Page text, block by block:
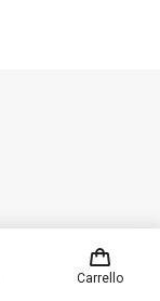
Carrello
CLIENTI